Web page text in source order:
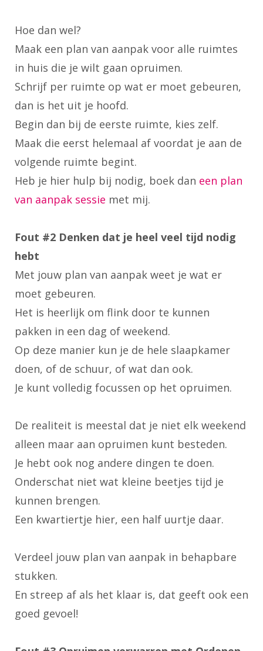
Hoe dan wel?
Maak een plan van aanpak voor alle ruimtes
in huis die je wilt gaan opruimen.
Schrijf per ruimte op wat er moet gebeuren,
dan is het uit je hoofd.
Begin dan bij de eerste ruimte, kies zelf.
Maak die eerst helemaal af voordat je aan de
volgende ruimte begint.
Heb je hier hulp bij nodig, boek dan een plan
van aanpak sessie met mij.
Fout #2 Denken dat je heel veel tijd nodig
hebt
Met jouw plan van aanpak weet je wat er
moet gebeuren.
Het is heerlijk om flink door te kunnen
pakken in een dag of weekend.
Op deze manier kun je de hele slaapkamer
doen, of de schuur, of wat dan ook.
Je kunt volledig focussen op het opruimen.
De realiteit is meestal dat je niet elk weekend
alleen maar aan opruimen kunt besteden.
Je hebt ook nog andere dingen te doen.
Onderschat niet wat kleine beetjes tijd je
kunnen brengen.
Een kwartiertje hier, een half uurtje daar.
Verdeel jouw plan van aanpak in behapbare
stukken.
En streep af als het klaar is, dat geeft ook een
goed gevoel!